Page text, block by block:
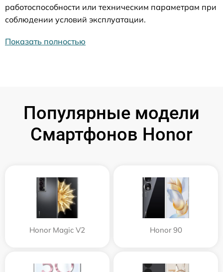
работоспособности или техническим параметрам при
соблюдении условий эксплуатации.
Показать полностью
Популярные модели
Смартфонов Honor
Honor Magic V2 Honor 90